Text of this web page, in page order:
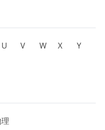
U V W X
Y